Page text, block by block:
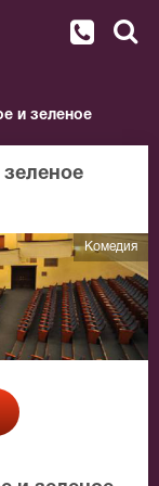
и зеленое
зеленое
Комедия